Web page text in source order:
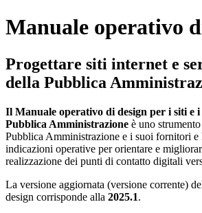
Manuale operativo
Progettare siti internet e
della Pubblica
Il Manuale operativo di design per i siti e
Pubblica Amministrazione è uno
Pubblica Amministrazione e i suoi fornitori
indicazioni operative per orientare e
realizzazione dei punti di contatto digitali
La versione aggiornata (versione corrente)
design corrisponde alla 2025.1.